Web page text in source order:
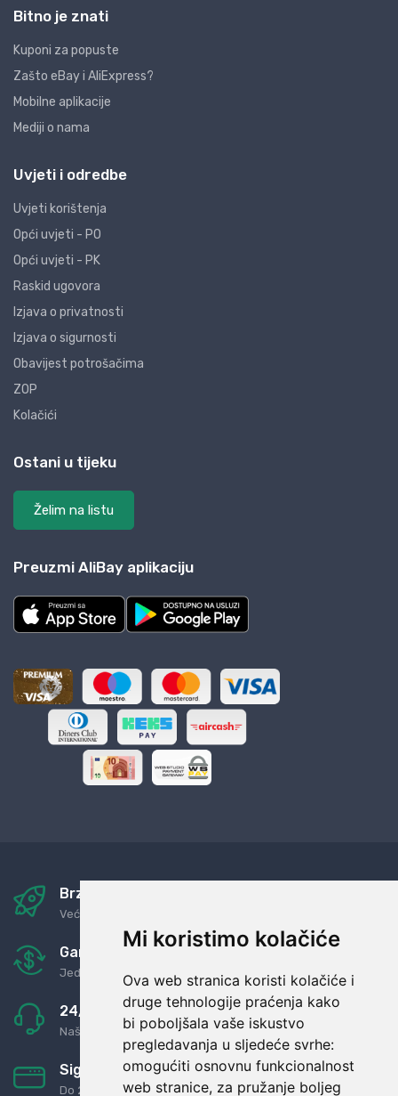
Mi koristimo kolačiće
Ova web stranica koristi kolačiće i
druge tehnologije praćenja kako
bi poboljšala vaše iskustvo
pregledavanja u sljedeće svrhe:
omogućiti osnovnu funkcionalnost
web stranice, za pružanje boljeg
Bitno je znati
Kuponi za popuste
Zašto eBay i AliExpress?
Mobilne aplikacije
Mediji o nama
Uvjeti i odredbe
Uvjeti korištenja
Opći uvjeti - PO
Opći uvjeti - PK
Raskid ugovora
Izjava o privatnosti
Izjava o sigurnosti
Obavijest potrošačima
ZOP
Kolačići
Ostani u tijeku
Želim na listu
Preuzmi AliBay aplikaciju
Brza i sigurna dostava
Već za nekoliko dana kod vas
Garancija u povrat novaca
Jednostavno pravilo: Roba za novac
24/7 odlična podrška
Naši agenti uvijek na raspolaganju
Sigurno obročno plaćanje
Do 24 rata bez kamata